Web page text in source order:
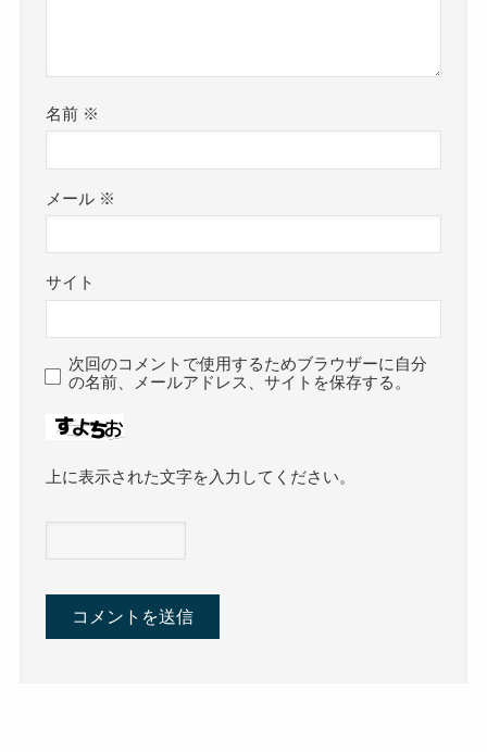
名前 ※
メール ※
サイト
次回のコメントで使用するためブラウザーに自分
の名前、メールアドレス、サイトを保存する。
上に表示された文字を入力してください。